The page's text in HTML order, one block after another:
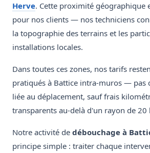
Herve. Cette proximité géographique
pour nos clients — nos techniciens
la topographie des terrains et les
installations locales.
Dans toutes ces zones, nos tarifs
pratiqués à Battice intra-muros — pas
liée au déplacement, sauf frais
transparents au-delà d'un rayon de 20
Notre activité de débouchage à
principe simple : traiter chaque